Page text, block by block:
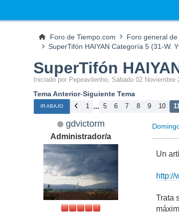
Foro de Tiempo.com Foro general
SuperTifón HAIYAN Categoría 5 (31-W.
SuperTifón
Iniciado por Pepeavilenho, Sábado 02 Noviembre
Tema Anterior-Siguiente Tema
IR ABAJO 1 ... 5 6 7 8 9 10
gdvictorm
Administrador/a
Un
http://
Trata